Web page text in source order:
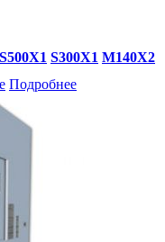
S500X1 S300X1 М140Х2
Подробнее